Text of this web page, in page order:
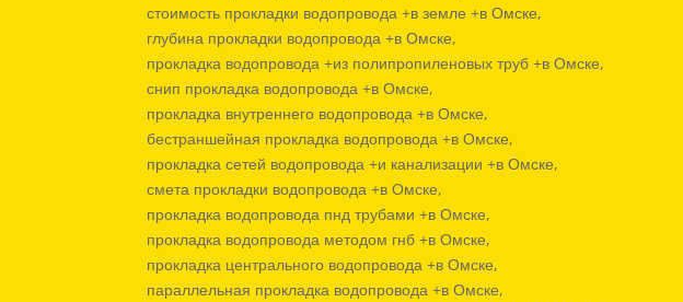
стоимость прокладки водопровода +в земле +в Омске,
глубина прокладки водопровода +в Омске,
прокладка водопровода +из полипропиленовых труб +в Омске,
снип прокладка водопровода +в Омске,
прокладка внутреннего водопровода +в Омске,
бестраншейная прокладка водопровода +в Омске,
прокладка сетей водопровода +и канализации +в Омске,
смета прокладки водопровода +в Омске,
прокладка водопровода пнд трубами +в Омске,
прокладка водопровода методом гнб +в Омске,
прокладка центрального водопровода +в Омске,
параллельная прокладка водопровода +в Омске,